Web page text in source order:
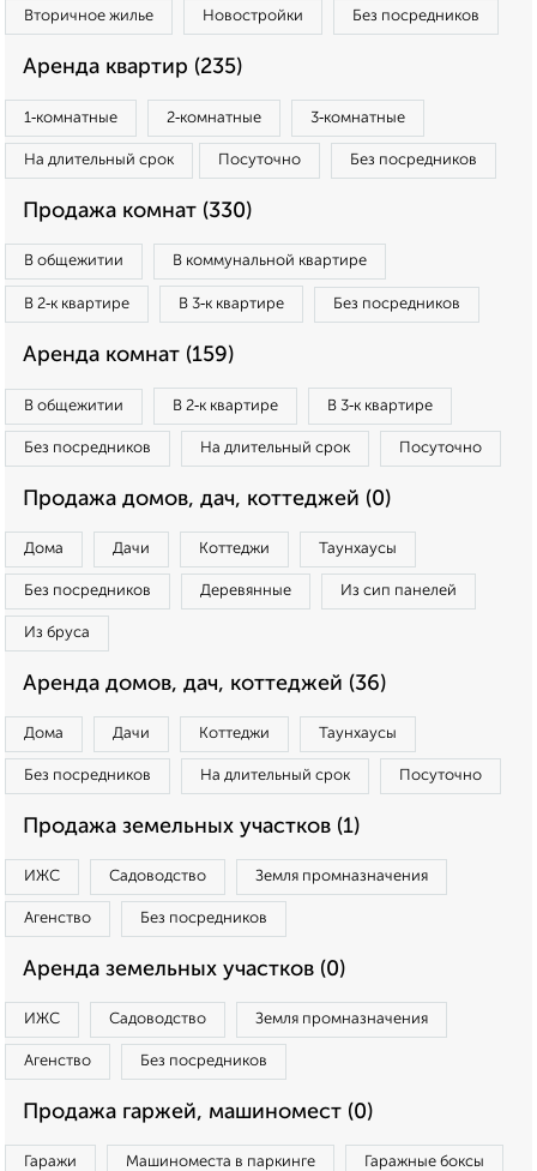
Вторичное жилье Новостройки Без посредников
Аренда квартир (235)
1‑комнатные 2‑комнатные 3‑комнатные
На длительный срок Посуточно Без посредников
Продажа комнат (330)
В общежитии В коммунальной квартире
В 2‑к квартире В 3‑к квартире Без посредников
Аренда комнат (159)
В общежитии В 2‑к квартире В 3‑к квартире
Без посредников На длительный срок Посуточно
Продажа домов, дач, коттеджей (0)
Дома Дачи Коттеджи Таунхаусы
Без посредников Деревянные Из сип панелей
Из бруса
Аренда домов, дач, коттеджей (36)
Дома Дачи Коттеджи Таунхаусы
Без посредников На длительный срок Посуточно
Продажа земельных участков (1)
ИЖС Садоводство Земля промназначения
Агенство Без посредников
Аренда земельных участков (0)
ИЖС Садоводство Земля промназначения
Агенство Без посредников
Продажа гаржей, машиномест (0)
Гаражи Машиноместа в паркинге Гаражные боксы